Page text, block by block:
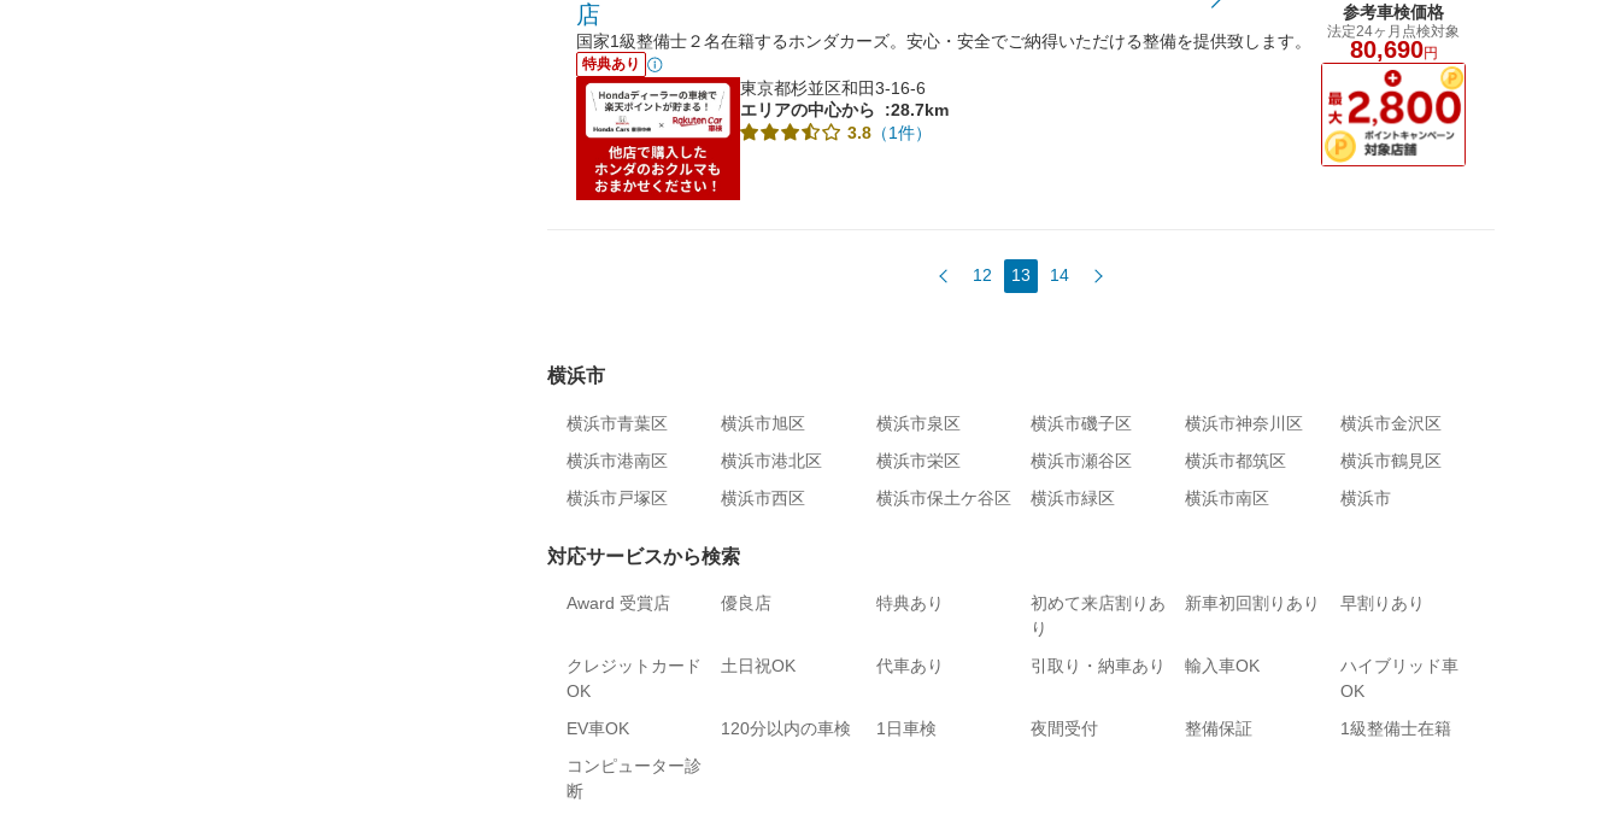
店
国家1級整備士２名在籍するホンダカーズ。安心・安全でご納得いただける整備を提供致します。
特典あり
東京都杉並区和田3-16-6
エリアの中心から
:28.7km
3.8 （1件）
参考車検価格
法定24ヶ月点検対象
80,690円
12 13 14
横浜市
横浜市青葉区 横浜市旭区 横浜市泉区 横浜市磯子区 横浜市神奈川区
横浜市金沢区
横浜市港南区
横浜市港北区 横浜市栄区 横浜市瀬谷区 横浜市都筑区
横浜市鶴見区
横浜市戸塚区
横浜市西区 横浜市保土ケ谷区 横浜市緑区 横浜市南区 横浜市
対応サービスから検索
Award 受賞店 優良店 特典あり
初めて来店割りあ
り
新車初回割りあり 早割りあり
クレジットカード
OK
土日祝OK 代車あり 引取り・納車あり 輸入車OK
ハイブリッド車
OK
EV車OK
120分以内の車検 1日車検 夜間受付 整備保証
1級整備士在籍
コンピューター診
断